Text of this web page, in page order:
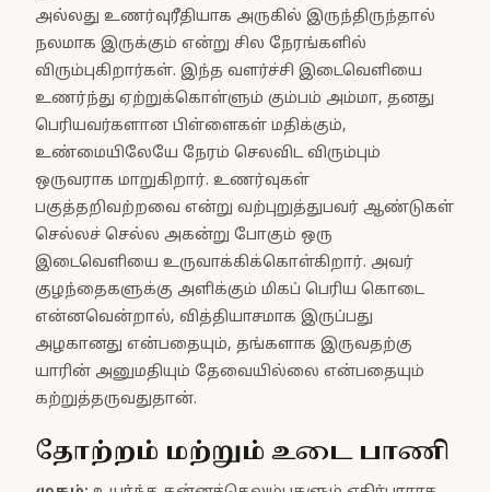
அல்லது உணர்வுரீதியாக அருகில் இருந்திருந்தால்
நலமாக இருக்கும் என்று சில நேரங்களில்
விரும்புகிறார்கள். இந்த வளர்ச்சி இடைவெளியை
உணர்ந்து ஏற்றுக்கொள்ளும் கும்பம் அம்மா, தனது
பெரியவர்களான பிள்ளைகள் மதிக்கும்,
உண்மையிலேயே நேரம் செலவிட விரும்பும்
ஒருவராக மாறுகிறார். உணர்வுகள்
பகுத்தறிவற்றவை என்று வற்புறுத்துபவர் ஆண்டுகள்
செல்லச் செல்ல அகன்று போகும் ஒரு
இடைவெளியை உருவாக்கிக்கொள்கிறார். அவர்
குழந்தைகளுக்கு அளிக்கும் மிகப் பெரிய கொடை
என்னவென்றால், வித்தியாசமாக இருப்பது
அழகானது என்பதையும், தங்களாக இருவதற்கு
யாரின் அனுமதியும் தேவையில்லை என்பதையும்
கற்றுத்தருவதுதான்.
தோற்றம் மற்றும் உடை பாணி